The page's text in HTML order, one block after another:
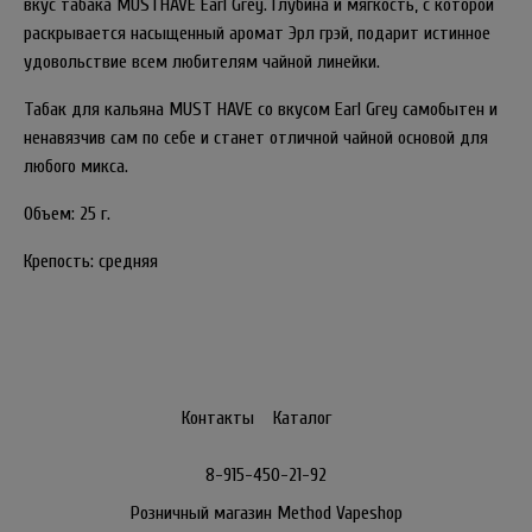
вкус табака MUSTHAVE Earl Grey. Глубина и мягкость, с которой
раскрывается насыщенный аромат Эрл грэй, подарит истинное
удовольствие всем любителям чайной линейки.
Табак для кальяна MUST HAVE со вкусом Earl Grey самобытен и
ненавязчив сам по себе и станет отличной чайной основой для
любого микса.
Объем: 25 г.
Крепость: средняя
Контакты Каталог
8-915-450-21-92
Розничный магазин Method Vapeshop